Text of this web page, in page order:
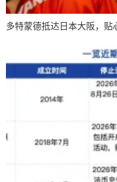
多特蒙德抵达日本大阪，